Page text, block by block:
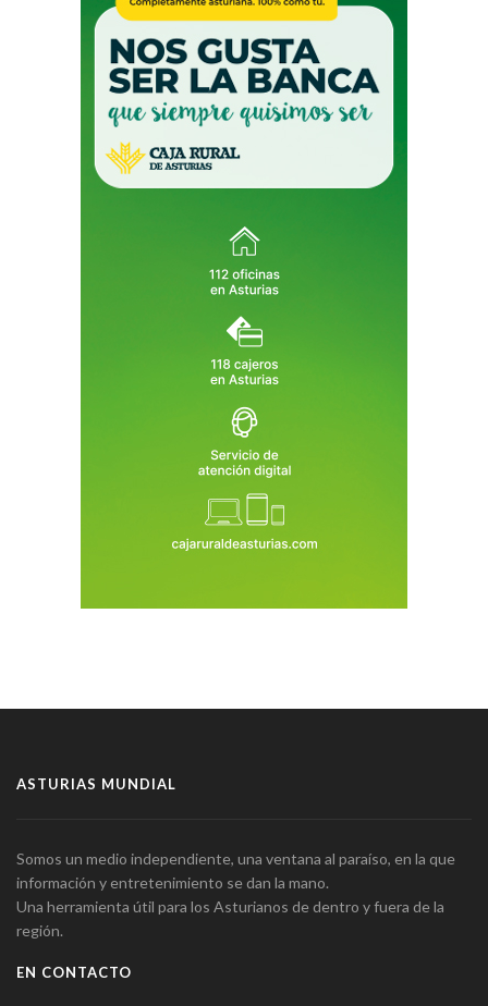
ASTURIAS MUNDIAL
Somos un medio independiente, una ventana al paraíso, en la que
información y entretenimiento se dan la mano.
Una herramienta útil para los Asturianos de dentro y fuera de la
región.
EN CONTACTO